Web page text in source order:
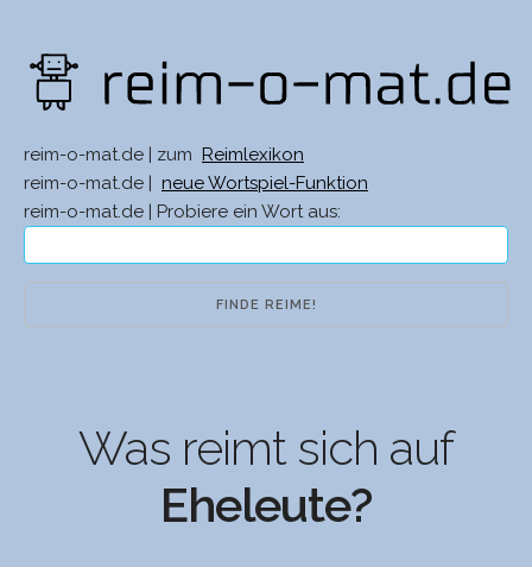
reim-o-mat.de | zum
Reimlexikon
reim-o-mat.de |
neue Wortspiel-Funktion
reim-o-mat.de | Probiere ein Wort aus:
Was reimt sich auf
Eheleute?